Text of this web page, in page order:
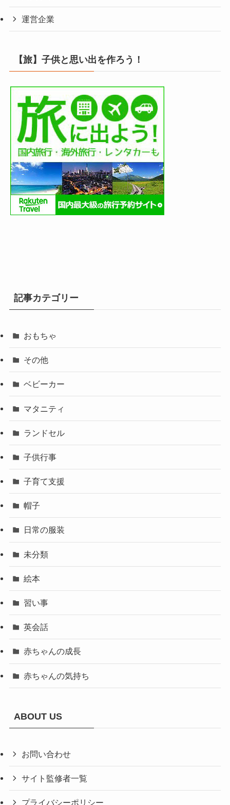
運営企業
【旅】子供と思い出を作ろう！
記事カテゴリー
おもちゃ
その他
ベビーカー
マタニティ
ランドセル
子供行事
子育て支援
帽子
日常の服装
未分類
絵本
習い事
英会話
赤ちゃんの成長
赤ちゃんの気持ち
ABOUT US
お問い合わせ
サイト監修者一覧
プライバシーポリシー